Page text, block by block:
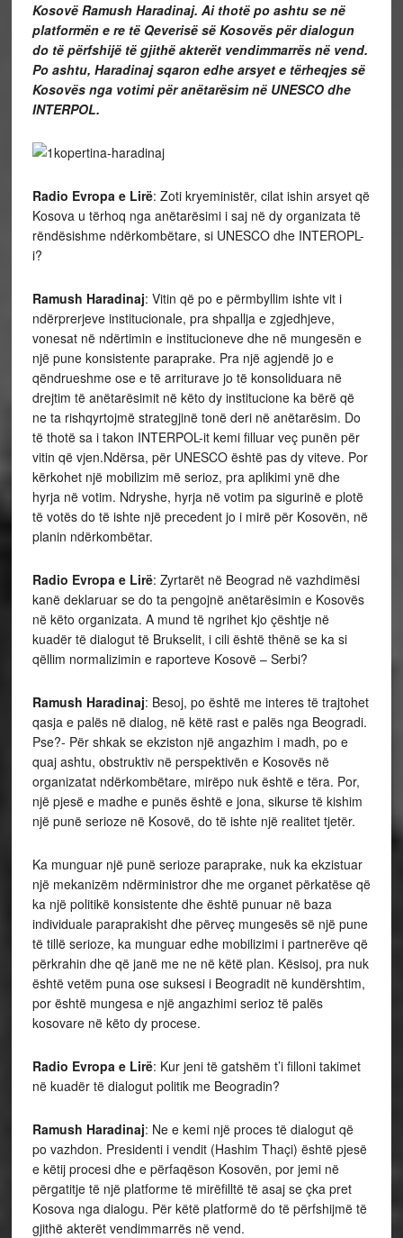
Kosovë Ramush Haradinaj. Ai thotë po ashtu se në
platformën e re të Qeverisë së Kosovës për dialogun
do të përfshijë të gjithë akterët vendimmarrës në vend.
Po ashtu, Haradinaj sqaron edhe arsyet e tërheqjes së
Kosovës nga votimi për anëtarësim në UNESCO dhe
INTERPOL.
Radio Evropa e Lirë: Zoti kryeministër, cilat ishin arsyet që
Kosova u tërhoq nga anëtarësimi i saj në dy organizata të
rëndësishme ndërkombëtare, si UNESCO dhe INTEROPL-
i?
Ramush Haradinaj: Vitin që po e përmbyllim ishte vit i
ndërprerjeve institucionale, pra shpallja e zgjedhjeve,
vonesat në ndërtimin e institucioneve dhe në mungesën e
një pune konsistente paraprake. Pra një agjendë jo e
qëndrueshme ose e të arriturave jo të konsoliduara në
drejtim të anëtarësimit në këto dy institucione ka bërë që
ne ta rishqyrtojmë strategjinë tonë deri në anëtarësim. Do
të thotë sa i takon INTERPOL-it kemi filluar veç punën për
vitin që vjen.Ndërsa, për UNESCO është pas dy viteve. Por
kërkohet një mobilizim më serioz, pra aplikimi ynë dhe
hyrja në votim. Ndryshe, hyrja në votim pa sigurinë e plotë
të votës do të ishte një precedent jo i mirë për Kosovën, në
planin ndërkombëtar.
Radio Evropa e Lirë: Zyrtarët në Beograd në vazhdimësi
kanë deklaruar se do ta pengojnë anëtarësimin e Kosovës
në këto organizata. A mund të ngrihet kjo çështje në
kuadër të dialogut të Brukselit, i cili është thënë se ka si
qëllim normalizimin e raporteve Kosovë – Serbi?
Ramush Haradinaj: Besoj, po është me interes të trajtohet
qasja e palës në dialog, në këtë rast e palës nga Beogradi.
Pse?- Për shkak se ekziston një angazhim i madh, po e
quaj ashtu, obstruktiv në perspektivën e Kosovës në
organizatat ndërkombëtare, mirëpo nuk është e tëra. Por,
një pjesë e madhe e punës është e jona, sikurse të kishim
një punë serioze në Kosovë, do të ishte një realitet tjetër.
Ka munguar një punë serioze paraprake, nuk ka ekzistuar
një mekanizëm ndërministror dhe me organet përkatëse që
ka një politikë konsistente dhe është punuar në baza
individuale paraprakisht dhe përveç mungesës së një pune
të tillë serioze, ka munguar edhe mobilizimi i partnerëve që
përkrahin dhe që janë me ne në këtë plan. Kësisoj, pra nuk
është vetëm puna ose suksesi i Beogradit në kundërshtim,
por është mungesa e një angazhimi serioz të palës
kosovare në këto dy procese.
Radio Evropa e Lirë: Kur jeni të gatshëm t’i filloni takimet
në kuadër të dialogut politik me Beogradin?
Ramush Haradinaj: Ne e kemi një proces të dialogut që
po vazhdon. Presidenti i vendit (Hashim Thaçi) është pjesë
e këtij procesi dhe e përfaqëson Kosovën, por jemi në
përgatitje të një platforme të mirëfilltë të asaj se çka pret
Kosova nga dialogu. Për këtë platformë do të përfshijmë të
gjithë akterët vendimmarrës në vend.